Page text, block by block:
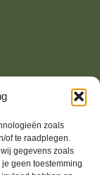
zoals
of te raadplegen.
gegevens zoals
geen toestemming